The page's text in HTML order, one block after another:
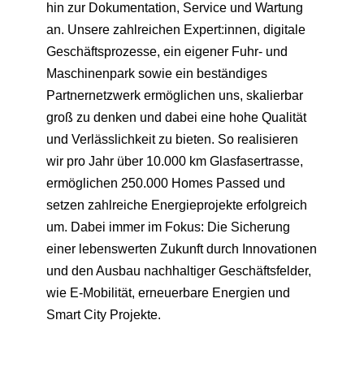
hin zur Dokumentation, Service und Wartung
an. Unsere zahlreichen Expert:innen, digitale
Geschäftsprozesse, ein eigener Fuhr- und
Maschinenpark sowie ein beständiges
Partnernetzwerk ermöglichen uns, skalierbar
groß zu denken und dabei eine hohe Qualität
und Verlässlichkeit zu bieten. So realisieren
wir pro Jahr über 10.000 km Glasfasertrasse,
ermöglichen 250.000 Homes Passed und
setzen zahlreiche Energieprojekte erfolgreich
um. Dabei immer im Fokus: Die Sicherung
einer lebenswerten Zukunft durch Innovationen
und den Ausbau nachhaltiger Geschäftsfelder,
wie E-Mobilität, erneuerbare Energien und
Smart City Projekte.